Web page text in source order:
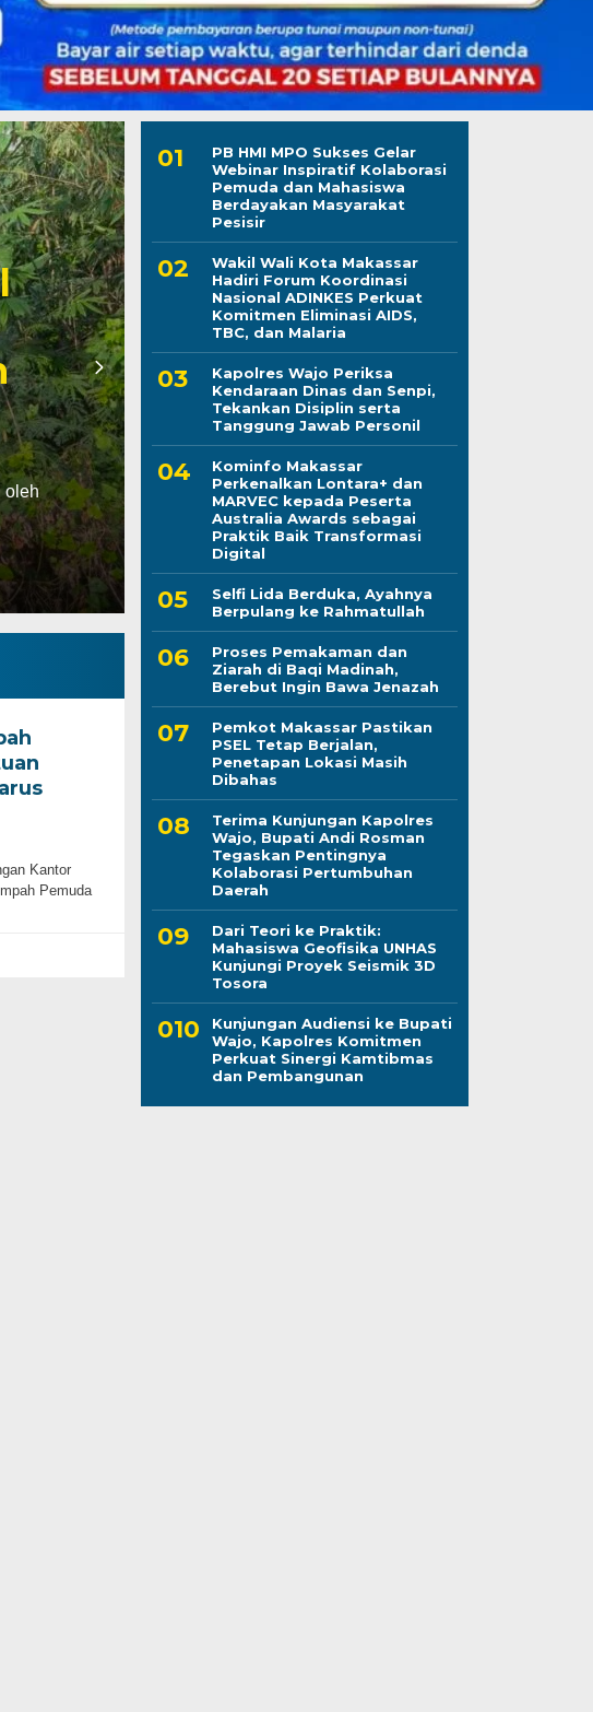
Pemkot Makassar
Berjalan, Penetapan
Dibahas
Kamis, 6 Agu 2026 - 12:34 WIB
LINTASCELEBES.COM MAKASSAR — Wali Kota
Pemerintah Kota Makassar tetap membuka ruang
Kantor
Pemuda
PB HMI MPO Sukses Gelar
Webinar Inspiratif Kolaborasi
Pemuda dan Mahasiswa
Berdayakan Masyarakat
Pesisir
Wakil Wali Kota Makassar
Hadiri Forum Koordinasi
Nasional ADINKES Perkuat
Komitmen Eliminasi AIDS,
TBC, dan Malaria
Kapolres Wajo Periksa
Kendaraan Dinas dan Senpi,
Tekankan Disiplin serta
Tanggung Jawab Personil
Kominfo Makassar
Perkenalkan Lontara+ dan
MARVEC kepada Peserta
Australia Awards sebagai
Praktik Baik Transformasi
Digital
Selfi Lida Berduka, Ayahnya
Berpulang ke Rahmatullah
Proses Pemakaman dan
Ziarah di Baqi Madinah,
Berebut Ingin Bawa Jenazah
Pemkot Makassar Pastikan
PSEL Tetap Berjalan,
Penetapan Lokasi Masih
Dibahas
Terima Kunjungan Kapolres
Wajo, Bupati Andi Rosman
Tegaskan Pentingnya
Kolaborasi Pertumbuhan
Daerah
Dari Teori ke Praktik:
Mahasiswa Geofisika UNHAS
Kunjungi Proyek Seismik 3D
Tosora
Kunjungan Audiensi ke Bupati
Wajo, Kapolres Komitmen
Perkuat Sinergi Kamtibmas
dan Pembangunan